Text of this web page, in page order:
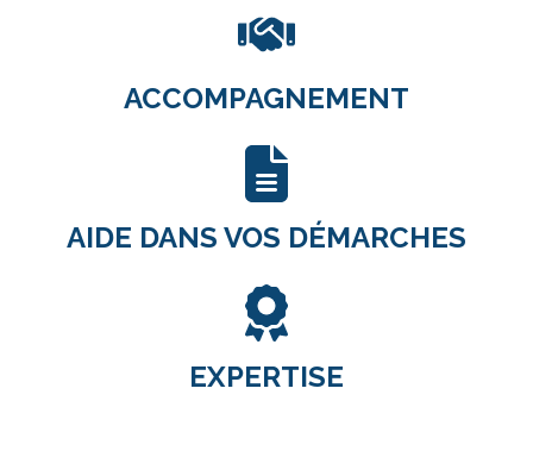
ACCOMPAGNEMENT
AIDE DANS VOS DÉMARCHES
EXPERTISE